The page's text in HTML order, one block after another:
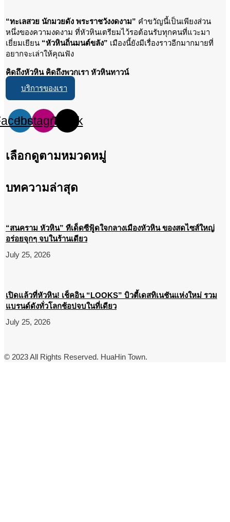
“ทะเลสวย นักมวยดัง พระราชวังงดงาม” คำขวัญนี้เป็นเพียงส่วน
หนึ่งของความงดงาม ที่หัวหินเตรียมไว้รอต้อนรับทุกคนที่แวะมา
เยี่ยมเยียน “หัวหินถิ่นมนต์ขลัง” เมืองนี้ยังมีเรื่องราวอีกมากมายที่
อยากจะเล่าให้คุณฟัง
คิดถึงหัวหิน คิดถึงพวกเรา หัวหินทาวน์
บริการของเรา
InstagramTiktok
เลือกดูตามหมวดหมู่
บทความล่าสุด
“สนคราม หัวหิน” ทีเด็ดซีฟู้ดใจกลางเมืองหัวหิน ของสดไซส์ใหญ่
อร่อยจุกๆ จบในร้านเดียว
July 25, 2026
เปิดแล้วที่หัวหิน! เช็คอิน “LOOKS” บิวตี้เดสทิเนชันแห่งใหม่ รวม
แบรนด์ดังทั่วโลกช้อปจบในที่เดียว
July 25, 2026
© 2023 All Rights Reserved. HuaHin Town.